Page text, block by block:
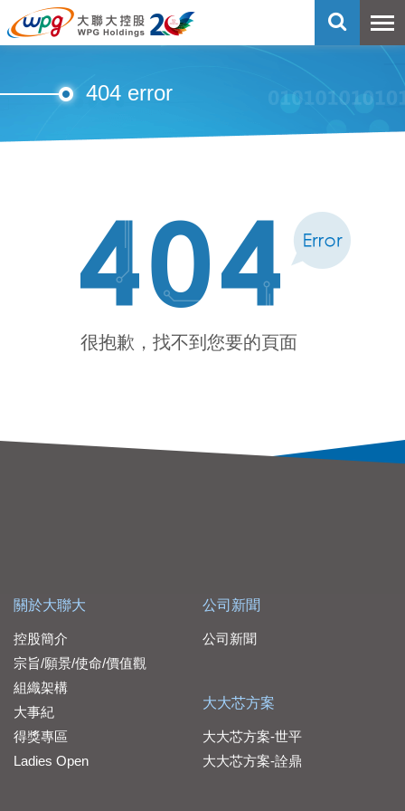
404 error
很抱歉，找不到您要的頁面
關於大聯大
控股簡介
宗旨/願景/使命/價值觀
組織架構
大事紀
得獎專區
Ladies Open
公司新聞
公司新聞
大大芯方案
大大芯方案-世平
大大芯方案-詮鼎